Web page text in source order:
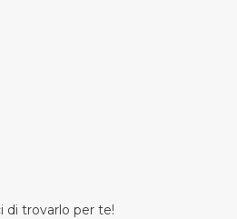
di trovarlo per te!